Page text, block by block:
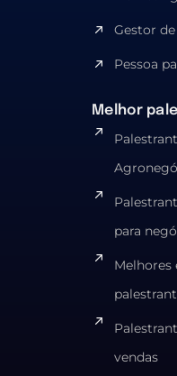
Gestor
Pessoa
Melhor
para
Melhores
vendas